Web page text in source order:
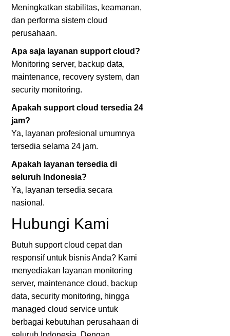
Meningkatkan stabilitas, keamanan,
dan performa sistem cloud
perusahaan.
Apa saja layanan support cloud?
Monitoring server, backup data,
maintenance, recovery system, dan
security monitoring.
Apakah support cloud tersedia 24
jam?
Ya, layanan profesional umumnya
tersedia selama 24 jam.
Apakah layanan tersedia di
seluruh Indonesia?
Ya, layanan tersedia secara
nasional.
Hubungi Kami
Butuh support cloud cepat dan
responsif untuk bisnis Anda? Kami
menyediakan layanan monitoring
server, maintenance cloud, backup
data, security monitoring, hingga
managed cloud service untuk
berbagai kebutuhan perusahaan di